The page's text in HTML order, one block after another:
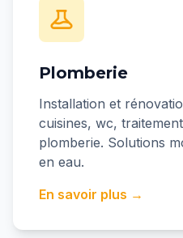
Plomberie
Installation et
cuisines, wc,
plomberie. Solutions
en eau.
En savoir plus →